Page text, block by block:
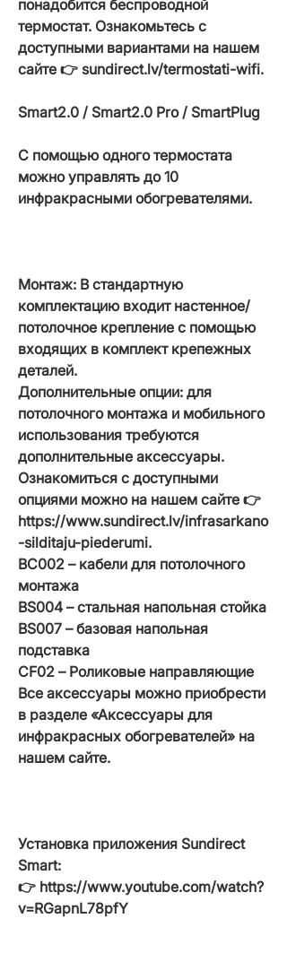
понадобится беспроводной
термостат. Ознакомьтесь с
доступными вариантами на нашем
сайте 👉 sundirect.lv/termostati-wifi.
Smart2.0 / Smart2.0 Pro / SmartPlug
С помощью одного термостата
можно управлять до 10
инфракрасными обогревателями.
Монтаж: В стандартную
комплектацию входит настенное/
потолочное крепление с помощью
входящих в комплект крепежных
деталей.
Дополнительные опции: для
потолочного монтажа и мобильного
использования требуются
дополнительные аксессуары.
Ознакомиться с доступными
опциями можно на нашем сайте 👉
https://www.sundirect.lv/infrasarkano
-silditaju-piederumi.
BC002 – кабели для потолочного
монтажа
BS004 – стальная напольная стойка
BS007 – базовая напольная
подставка
CF02 – Роликовые направляющие
Все аксессуары можно приобрести
в разделе «Аксессуары для
инфракрасных обогревателей» на
нашем сайте.
Установка приложения Sundirect
Smart:
👉 https://www.youtube.com/watch?
v=RGapnL78pfY